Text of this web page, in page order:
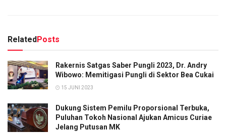
RelatedPosts
Rakernis Satgas Saber Pungli 2023, Dr. Andry
Wibowo: Memitigasi Pungli di Sektor Bea Cukai
15 JUNI 2023
Dukung Sistem Pemilu Proporsional Terbuka,
Puluhan Tokoh Nasional Ajukan Amicus Curiae
Jelang Putusan MK